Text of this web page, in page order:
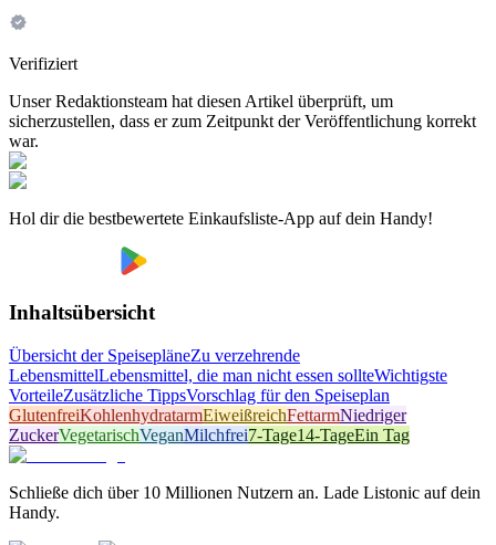
Verifiziert
Unser Redaktionsteam hat diesen Artikel überprüft, um
sicherzustellen, dass er zum Zeitpunkt der Veröffentlichung korrekt
war.
Hol dir die bestbewertete Einkaufsliste-App auf dein Handy!
Inhaltsübersicht
Übersicht der SpeisepläneZu verzehrende
LebensmittelLebensmittel, die man nicht essen sollteWichtigste
VorteileZusätzliche TippsVorschlag für den Speiseplan
GlutenfreiKohlenhydratarmEiweißreichFettarmNiedriger
ZuckerVegetarischVeganMilchfrei7-Tage14-TageEin Tag
Schließe dich über 10 Millionen Nutzern an. Lade Listonic auf dein
Handy.